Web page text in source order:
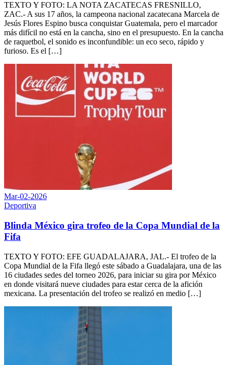
TEXTO Y FOTO: LA NOTA ZACATECAS FRESNILLO,
ZAC.- ​A sus 17 años, la campeona nacional zacatecana Marcela de
Jesús Flores Espino busca conquistar Guatemala, pero el marcador
más difícil no está en la cancha, sino en el presupuesto. ​En la cancha
de raquetbol, el sonido es inconfundible: un eco seco, rápido y
furioso. Es el […]
Mar-02-2026
Deportiva
Blinda México gira trofeo de la Copa Mundial de la
Fifa
TEXTO Y FOTO: EFE GUADALAJARA, JAL.- El trofeo de la
Copa Mundial de la Fifa llegó este sábado a Guadalajara, una de las
16 ciudades sedes del torneo 2026, para iniciar su gira por México
en donde visitará nueve ciudades para estar cerca de la afición
mexicana. La presentación del trofeo se realizó en medio […]